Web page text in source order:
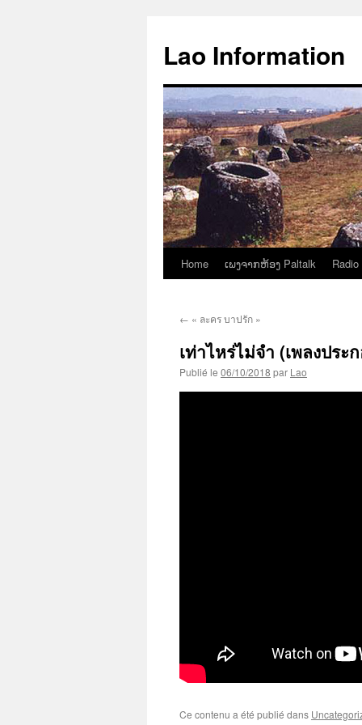
contenu
Lao Information
Home ເພງຈາກຫ້ອງ Paltalk Radio
← « ละคร บาปรัก »
เท่าไหร่ไม่จำ (เพลงปร
Publié le 06/10/2018 par Lao
Ce contenu a été publié dans